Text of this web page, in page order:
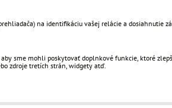
na identifikáciu vašej relácie a dosiahnutie
sme mohli poskytovať doplnkové funkcie, ktoré
zdroje tretích strán, widgety atď.